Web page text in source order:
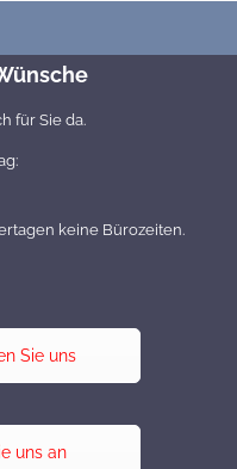
für Sie da.
keine Bürozeiten.
Sie uns
uns an